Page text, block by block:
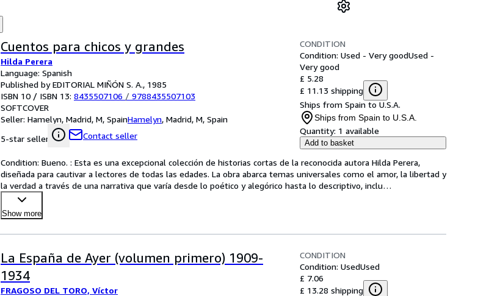
Cuentos para chicos y grandes
Hilda Perera
Language: Spanish
Published by EDITORIAL MIÑÓN S. A., 1985
ISBN 10 / ISBN 13: 8435507106 / 9788435507103
SOFTCOVER
Seller: Hamelyn, Madrid, M, SpainHamelyn, Madrid, M, Spain
5-star seller
Contact seller
CONDITION
Condition: Used - Very goodUsed -
Very good
£ 5.28
£ 11.13 shipping
Ships from Spain to U.S.A.
Ships from Spain to U.S.A.
Quantity: 1 available
Add to basket
Condition: Bueno. : Esta es una excepcional colección de historias cortas de la reconocida autora Hilda Perera,
diseñada para cautivar a lectores de todas las edades. La obra abarca temas universales como el amor, la libertad y
la verdad a través de una narrativa que varía desde lo poético y alegórico hasta lo descriptivo, inclu…
Show more
La España de Ayer (volumen primero) 1909-
1934
FRAGOSO DEL TORO, Víctor
CONDITION
Condition: UsedUsed
£ 7.06
£ 13.28 shipping